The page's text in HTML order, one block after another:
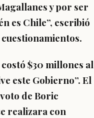
y por ser
es Chile”, escribió
$30 millones al
este Gobierno”. El
de Boric
realizara con